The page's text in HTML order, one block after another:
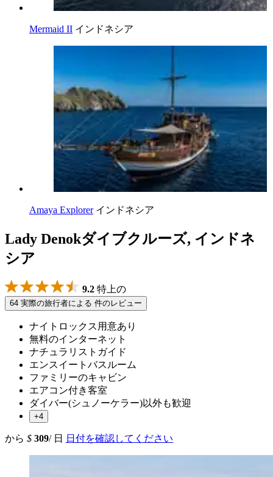
Mermaid II インドネシア
Amaya Explorer インドネシア
Lady Denokダイブクルーズ, インドネ
シア
9.2 特上の
64 実際の旅行者による 件のレビュー
ナイトロックス用意あり
無料のインターネット
ナチュラリストガイド
エンスイートバスルーム
ファミリーのキャビン
エアコン付き客室
ダイバー(シュノーケラー)以外も歓迎
+4
から $ 309/ 日 日付を確認してください